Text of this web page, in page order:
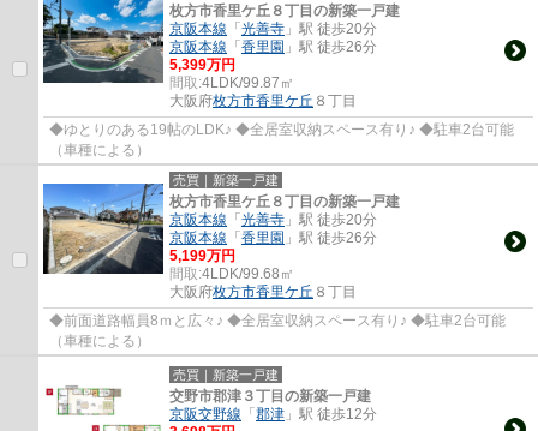
枚方市香里ケ丘８丁目の新築一戸建
京阪本線 「光善寺 」駅 徒歩20分
京阪本線 「香里園 」駅 徒歩26分
5,399万円
間取:4LDK/99.87㎡
大阪府枚方市香里ケ丘 ８丁目
◆ゆとりのある19帖のLDK♪ ◆全居室収納スペース有り♪ ◆駐車2台可能
（車種による）
売買｜新築一戸建
枚方市香里ケ丘８丁目の新築一戸建
京阪本線 「光善寺 」駅 徒歩20分
京阪本線 「香里園 」駅 徒歩26分
5,199万円
間取:4LDK/99.68㎡
大阪府枚方市香里ケ丘 ８丁目
◆前面道路幅員8ｍと広々♪ ◆全居室収納スペース有り♪ ◆駐車2台可能
（車種による）
売買｜新築一戸建
交野市郡津３丁目の新築一戸建
京阪交野線 「郡津 」駅 徒歩12分